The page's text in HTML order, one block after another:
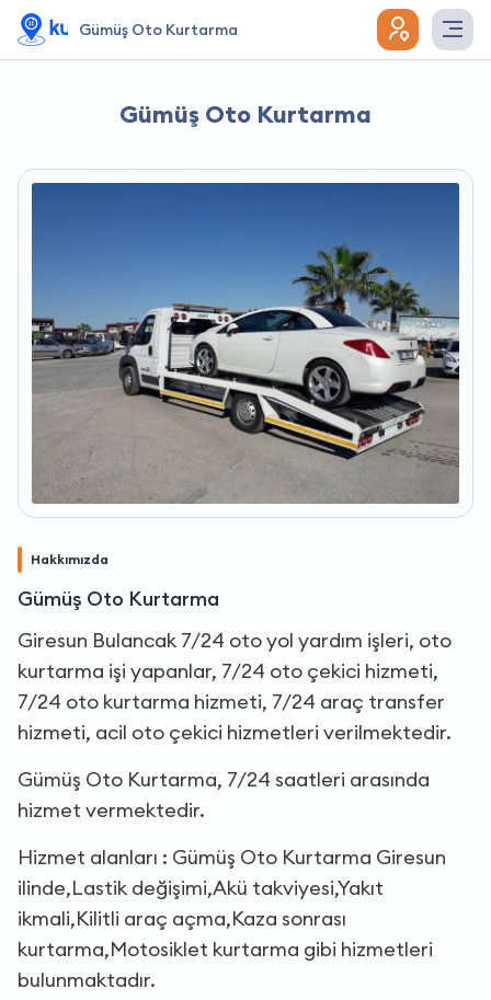
Gümüş Oto Kurtarma
Gümüş Oto Kurtarma
Hakkımızda
Gümüş Oto Kurtarma
Giresun Bulancak 7/24 oto yol yardım işleri, oto
kurtarma işi yapanlar, 7/24 oto çekici hizmeti,
7/24 oto kurtarma hizmeti, 7/24 araç transfer
hizmeti, acil oto çekici hizmetleri verilmektedir.
Gümüş Oto Kurtarma, 7/24 saatleri arasında
hizmet vermektedir.
Hizmet alanları : Gümüş Oto Kurtarma Giresun
ilinde,Lastik değişimi,Akü takviyesi,Yakıt
ikmali,Kilitli araç açma,Kaza sonrası
kurtarma,Motosiklet kurtarma gibi hizmetleri
bulunmaktadır.